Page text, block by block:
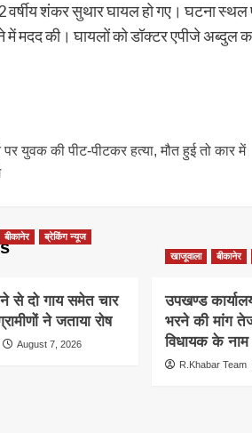
वर्षीय शंकर सुथार घायल हो गए। घटना
में मदद की। घायलों को डॉक्टर एपीजे
युवक की पीट-पीटकर हत्या, मौत हुई तो कार में
बीकानेर
ब्रेकिंग न्यूज
से दो गाय समेत चार
ने जताया रोष
August 7, 2026
खाजूवाला बीकानेर
उपखण्ड
भरने की मांग
विधायक के नाम
R.Khabar Team